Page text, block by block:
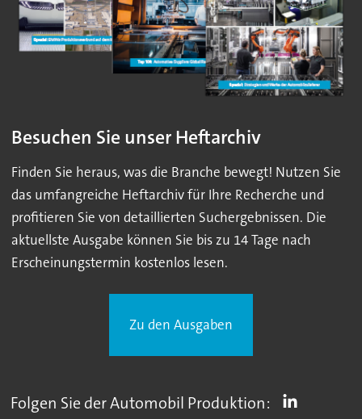
Besuchen Sie unser Heftarchiv
Finden Sie heraus, was die Branche bewegt! Nutzen Sie
das umfangreiche Heftarchiv für Ihre Recherche und
profitieren Sie von detaillierten Suchergebnissen. Die
aktuellste Ausgabe können Sie bis zu 14 Tage nach
Erscheinungstermin kostenlos lesen.
Zu den Ausgaben
Folgen Sie der Automobil Produktion: